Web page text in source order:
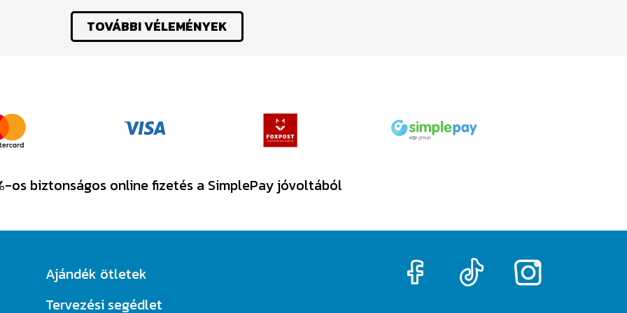
TOVÁBBI VÉLEMÉNYEK
os biztonságos online fizetés a SimplePay jóvoltából
Ajándék ötletek
Tervezési segédlet